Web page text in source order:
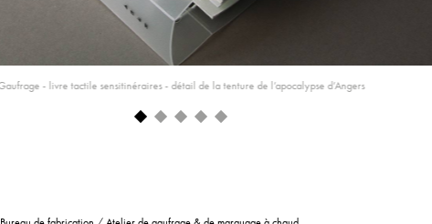
- livre tactile sensitinéraires - détail de la tenture de l’apocalypse d’Angers